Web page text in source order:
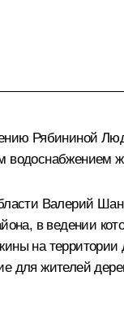
Рябининой
водоснабжением
Валерий
в ведении
на территории
для жителей